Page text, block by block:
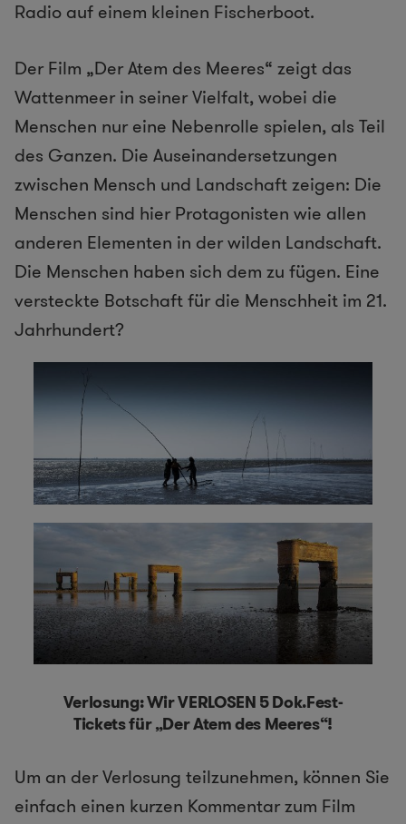
Radio auf einem kleinen Fischerboot.
Der Film „Der Atem des Meeres“ zeigt das
Wattenmeer in seiner Vielfalt, wobei die
Menschen nur eine Nebenrolle spielen, als Teil
des Ganzen. Die Auseinandersetzungen
zwischen Mensch und Landschaft zeigen: Die
Menschen sind hier Protagonisten wie allen
anderen Elementen in der wilden Landschaft.
Die Menschen haben sich dem zu fügen. Eine
versteckte Botschaft für die Menschheit im 21.
Jahrhundert?
Verlosung: Wir VERLOSEN 5 Dok.Fest-
Tickets für „Der Atem des Meeres“!
Um an der Verlosung teilzunehmen, können Sie
einfach einen kurzen Kommentar zum Film